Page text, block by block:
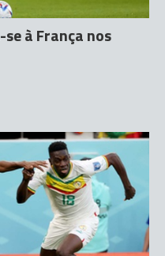
à França nos